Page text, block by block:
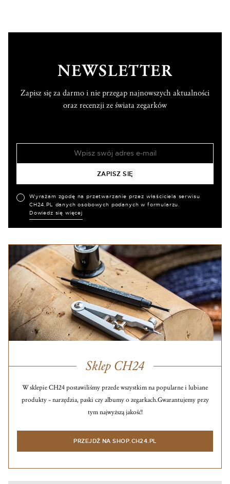
NEWSLETTER
Zapisz się za darmo i nie przegap najnowszych aktualności
oraz recenzji ze świata zegarków
Wyrażam zgodę na przetwarzanie przez właściciela serwisu
CH24.PL danych osobowych podanych w formularzu.
Dowiedz się więcej
Sklep CH24
W sklepie CH24 postawiliśmy przede wszystkim na popularne i lubiane
produkty – narzędzia, paski czy albumy o zegarkach.Gwarantujemy przy
tym najwyższą jakość!
PRZEJDŹ NA SHOP.CH24.PL